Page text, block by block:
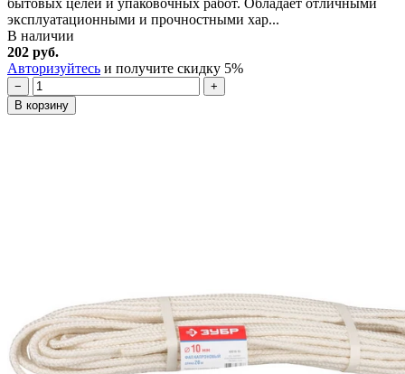
бытовых целей и упаковочных работ. Обладает отличными
эксплуатационными и прочностными хар...
В наличии
202 руб.
Авторизуйтесь и получите скидку 5%
−
+
В корзину